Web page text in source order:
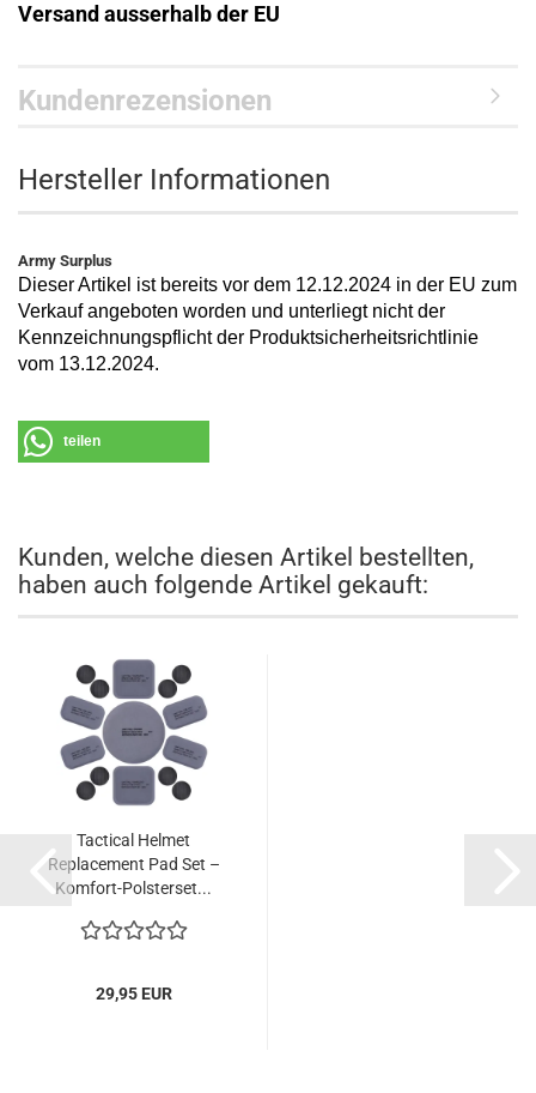
Versand ausserhalb der EU
Kundenrezensionen
Hersteller Informationen
Army Surplus
Dieser Artikel ist bereits vor dem 12.12.2024 in der EU zum
Verkauf angeboten worden und unterliegt nicht der
Kennzeichnungspflicht der Produktsicherheitsrichtlinie
vom 13.12.2024.
teilen
Kunden, welche diesen Artikel bestellten,
haben auch folgende Artikel gekauft:
Tactical Helmet
Replacement Pad Set –
Komfort-Polsterset...
29,95 EUR